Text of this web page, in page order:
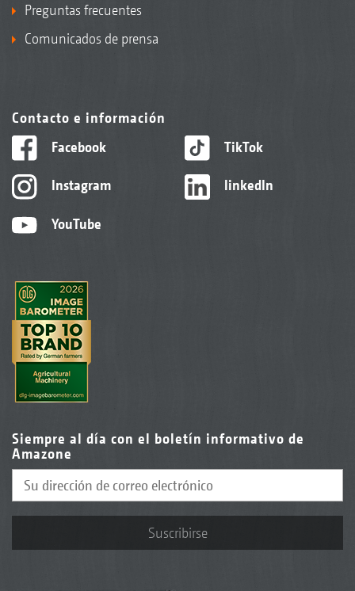
Preguntas frecuentes
Comunicados de prensa
Contacto e información
Facebook
Instagram
YouTube
TikTok
linkedIn
Siempre al día con el boletín informativo de
Amazone
Suscribirse